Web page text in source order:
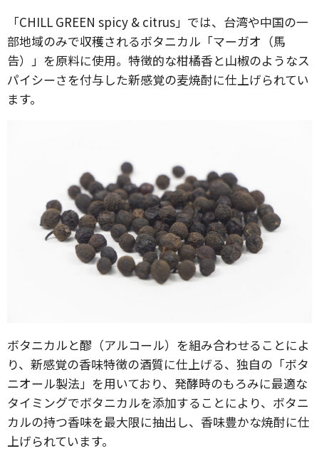
「CHILL GREEN spicy & citrus」では、台湾や中国の一
部地域のみで収穫されるボタニカル「マーガオ（馬
告）」を原料に使用。特徴的な柑橘香と山椒のようなス
パイシーさを付与した新感覚の麦焼酎に仕上げられてい
ます。
ボタニカルと醪（アルコール）を組み合わせることによ
り、新感覚の香味特徴の酒質に仕上げる、独自の「ボタ
ニオール製法」を用いており、発酵時のもろみに最適な
タイミングでボタニカルを添加することにより、ボタニ
カルの持つ香味を最大限に抽出し、香味豊かな焼酎に仕
上げられています。